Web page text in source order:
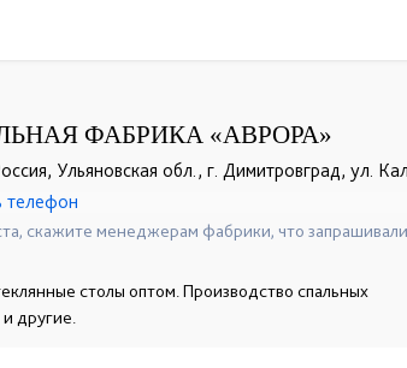
ФАБРИКА «АВРОРА»
Ульяновская обл., г. Димитровград, ул.
550-50-48
телефон
скажите менеджерам фабрики, что
столы оптом. Производство спальных
другие.